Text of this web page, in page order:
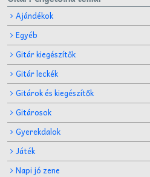
Ajándékok
Egyéb
Gitár kiegészítők
Gitár leckék
Gitárok és kiegészítők
Gitárosok
Gyerekdalok
Játék
Napi jó zene